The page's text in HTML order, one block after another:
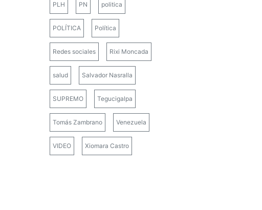
PLH PN politica
POLÍTICA Política
Redes sociales Rixi Moncada
salud Salvador Nasralla
SUPREMO Tegucigalpa
Tomás Zambrano Venezuela
VIDEO Xiomara Castro